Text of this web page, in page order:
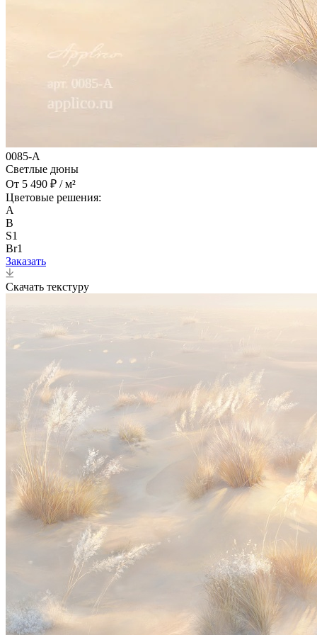
0085-A
Светлые дюны
От 5 490 ₽ / м²
Цветовые решения:
A
B
S1
Br1
Заказать
Скачать текстуру